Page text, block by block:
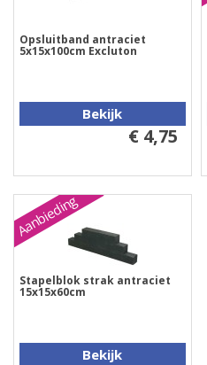
Opsluitband antraciet
5x15x100cm Excluton
Bekijk
€ 4,75
Aanbieding
Stapelblok strak antraciet
15x15x60cm
Bekijk